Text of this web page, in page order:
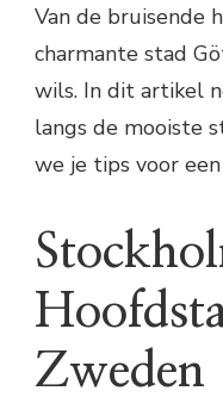
Van de bruisende
charmante stad
wils. In dit artikel
langs de mooiste
we je tips voor
Zweden